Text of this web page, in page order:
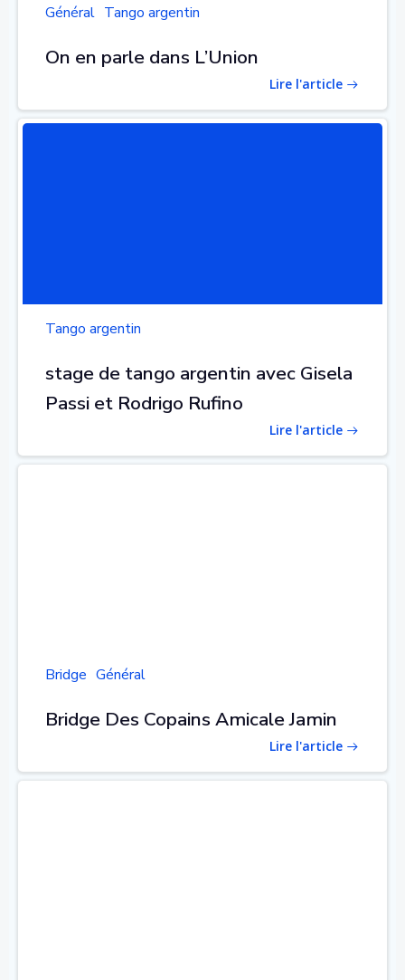
Général Tango argentin
On en parle dans L’Union
Lire l'article
Tango argentin
stage de tango argentin avec Gisela
Passi et Rodrigo Rufino
Lire l'article
Bridge Général
Bridge Des Copains Amicale Jamin
Lire l'article